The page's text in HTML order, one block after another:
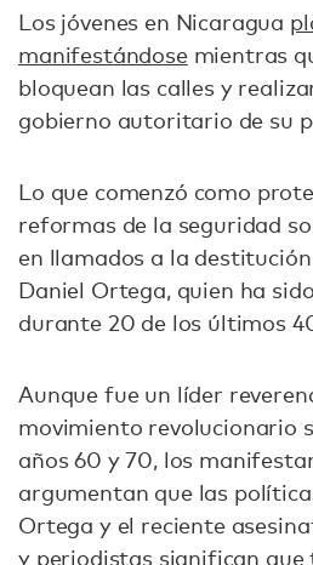
Los jóvenes en Nicaragua
manifestándosemientras
bloquean las calles y
gobierno autoritario de su
Lo que comenzó como
reformas de la seguridad
en llamados a la
Daniel Ortega, quien ha
durante 20 de los últimos
Aunque fue un líder
movimiento revolucionario
años 60 y 70, los
argumentan que las
Ortega y el reciente
y periodistas significan que